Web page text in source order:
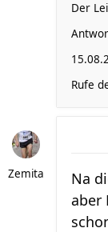
Der
Rufe
Zemita
Na
aber